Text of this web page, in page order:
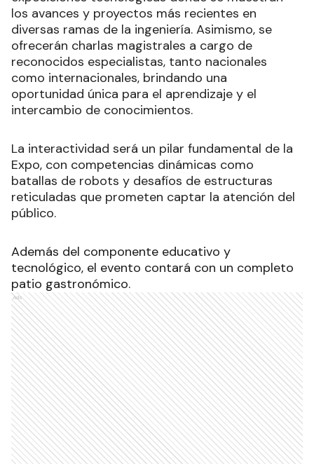
los avances y proyectos más recientes en
diversas ramas de la ingeniería. Asimismo, se
ofrecerán charlas magistrales a cargo de
reconocidos especialistas, tanto nacionales
como internacionales, brindando una
oportunidad única para el aprendizaje y el
intercambio de conocimientos.
La interactividad será un pilar fundamental de la
Expo, con competencias dinámicas como
batallas de robots y desafíos de estructuras
reticuladas que prometen captar la atención del
público.
Además del componente educativo y
tecnológico, el evento contará con un completo
patio gastronómico.
Ads